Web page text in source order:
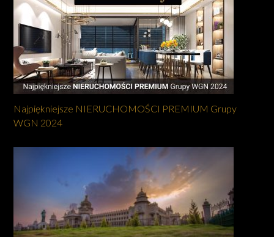
Najpiękniejsze NIERUCHOMOŚCI PREMIUM Grupy
WGN 2024